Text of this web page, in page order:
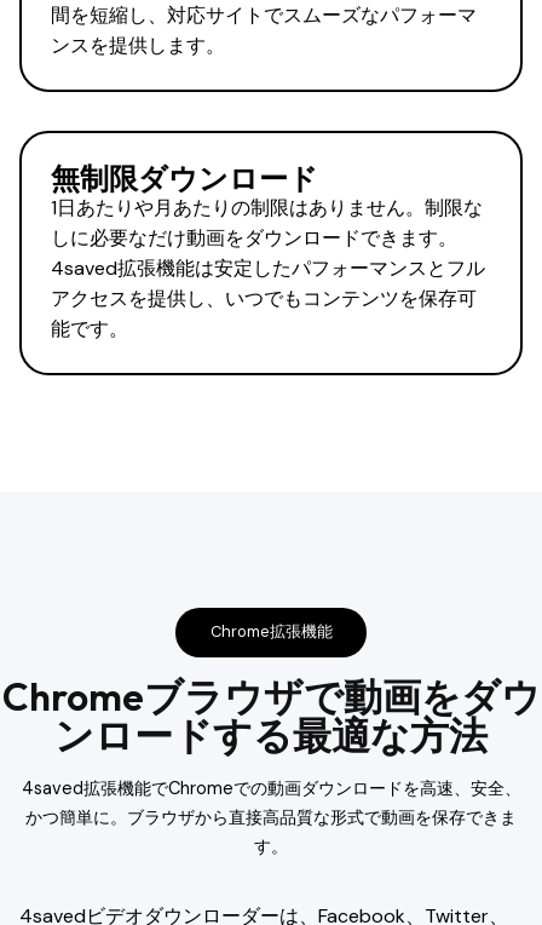
間を短縮し、対応サイトでスムーズなパフォーマ
ンスを提供します。
無制限ダウンロード
1日あたりや月あたりの制限はありません。制限な
しに必要なだけ動画をダウンロードできます。
4saved拡張機能は安定したパフォーマンスとフル
アクセスを提供し、いつでもコンテンツを保存可
能です。
Chrome拡張機能
Chromeブラウザで動画をダウ
ンロードする最適な方法
4saved拡張機能でChromeでの動画ダウンロードを高速、安全、
かつ簡単に。ブラウザから直接高品質な形式で動画を保存できま
す。
4savedビデオダウンローダーは、Facebook、Twitter、